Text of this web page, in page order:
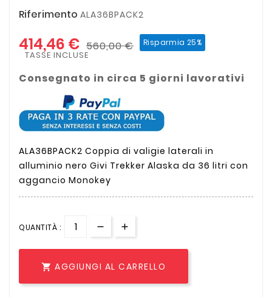
Riferimento ALA36BPACK2
414,46 € 560,00 € Risparmia 25%
TASSE INCLUSE
Consegnato in circa 5 giorni lavorativi
ALA36BPACK2 Coppia di valigie laterali in
alluminio nero Givi Trekker Alaska da 36 litri con
aggancio Monokey
QUANTITÀ :
 AGGIUNGI AL CARRELLO